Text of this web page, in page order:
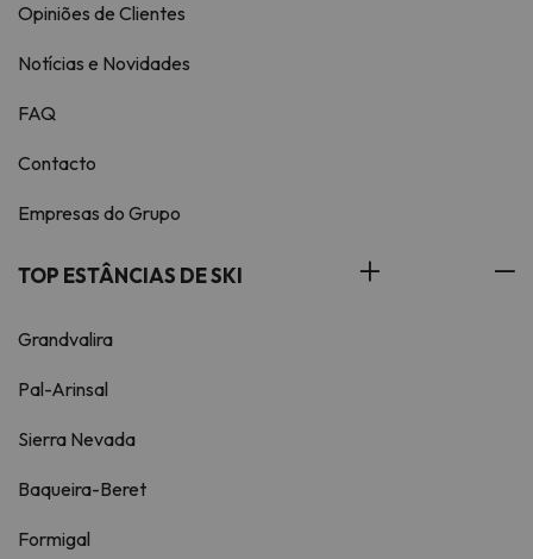
Opiniões de Clientes
Notícias e Novidades
FAQ
Contacto
Empresas do Grupo
TOP ESTÂNCIAS DE SKI
Grandvalira
Pal-Arinsal
Sierra Nevada
Baqueira-Beret
Formigal